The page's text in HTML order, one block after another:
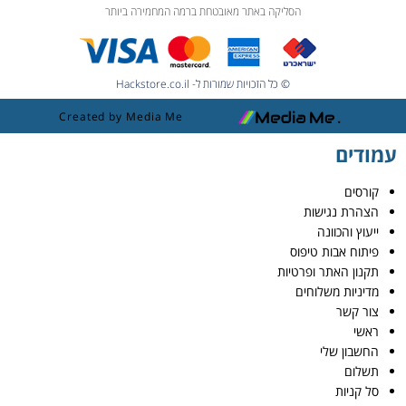
הסליקה באתר מאובטחת ברמה המחמירה ביותר
© כל הזכויות שמורות ל- Hackstore.co.il
Created by Media Me
עמודים
קורסים
הצהרת נגישות
ייעוץ והכוונה
פיתוח אבות טיפוס
תקנון האתר ופרטיות
מדיניות משלוחים
צור קשר
ראשי
החשבון שלי
תשלום
סל קניות